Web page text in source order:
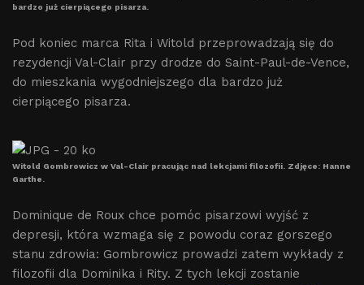
bardzo już cierpiącego pisarza.
Pod koniec marca Rita i Witold przeprowadzają się do
rezydencji Val-Clair przy drodze do Saint-Paul-de-Vence,
do mieszkania wygodniejszego dla bardzo już
cierpiącego pisarza.
Witold Gombrowicz w Val-Clair pracując nad lekcjami filozofii. Zdjęce: Hanne
Garthe.
Dominique de Roux chce pomóc pisarzowi wyjść z
depresji, która wzmaga się z powodu coraz gorszego
stanu zdrowia: Gombrowicz prowadzi zatem wykłady z
filozofii dla Dominika i Rity. Z tych lekcji zostanie